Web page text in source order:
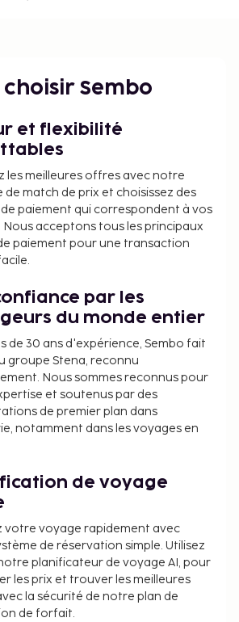
choisir Sembo
et flexibilité
les meilleures offres avec notre
de match de prix et choisissez des
paiement qui correspondent à vos
Nous acceptons tous les principaux
paiement pour une transaction
par les
du monde entier
de 30 ans d'expérience, Sembo fait
groupe Stena, reconnu
Nous sommes reconnus pour
et soutenus par des
de premier plan dans
notamment dans les voyages en
de voyage
votre voyage rapidement avec
de réservation simple. Utilisez
planificateur de voyage AI, pour
les prix et trouver les meilleures
la sécurité de notre plan de
de forfait.